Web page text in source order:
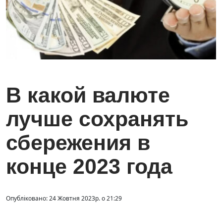
В какой валюте
лучше сохранять
сбережения в
конце 2023 года
Опубліковано: 24 Жовтня 2023р. о 21:29